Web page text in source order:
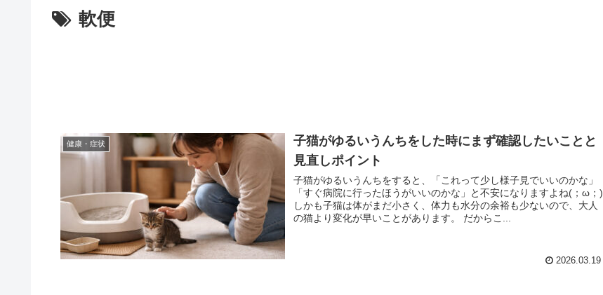
軟便
健康・症状
子猫がゆるいうんちをした時にまず確認したいことと
見直しポイント
子猫がゆるいうんちをすると、「これって少し様子見でいいのかな」
「すぐ病院に行ったほうがいいのかな」と不安になりますよね(；ω；)
しかも子猫は体がまだ小さく、体力も水分の余裕も少ないので、大人
の猫より変化が早いことがあります。 だからこ...
2026.03.19